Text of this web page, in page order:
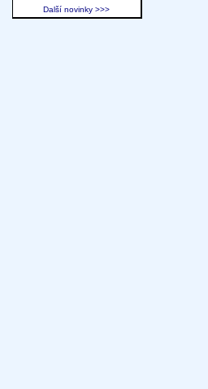
Další novinky >>>